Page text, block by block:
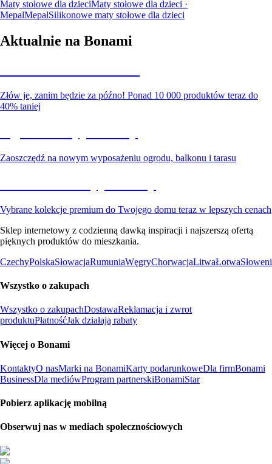
Maty stołowe dla dzieciMaty stołowe dla dzieci ·
MepalMepalSilikonowe maty stołowe dla dzieci
Aktualnie na Bonami
Złów je, zanim będzie za późno! Ponad 10 000 produktów teraz do
40% taniej
Zaoszczędź na nowym wyposażeniu ogrodu, balkonu i tarasu
Vybrane kolekcje premium do Twojego domu teraz w lepszych cenach
Sklep internetowy z codzienną dawką inspiracji i najszerszą ofertą
pięknych produktów do mieszkania.
CzechyPolskaSłowacjaRumuniaWęgryChorwacjaLitwaŁotwa
Wszystko o zakupach
Wszystko o zakupachDostawaReklamacja i zwrot
produktuPłatnośćJak działają rabaty
Więcej o Bonami
KontaktyO nasMarki na BonamiKarty podarunkoweDla firmBonami
BusinessDla mediówProgram partnerskiBonamiStar
Pobierz aplikację mobilną
Obserwuj nas w mediach społecznościowych